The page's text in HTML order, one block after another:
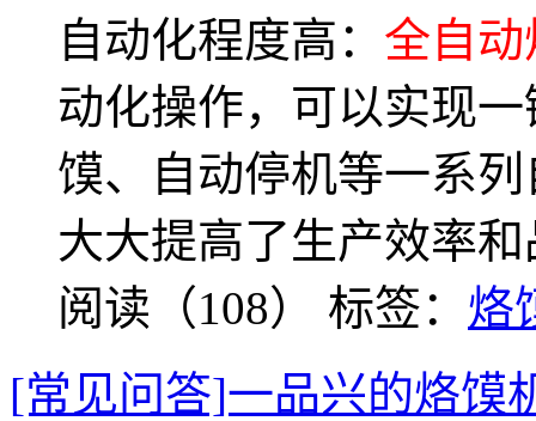
自动化程度高： 全自
动化操作，可以实现
馍、自动停机等一系
大大提高了生产效率
阅读（108） 标签： 烙
[常见问答]一品兴的烙馍